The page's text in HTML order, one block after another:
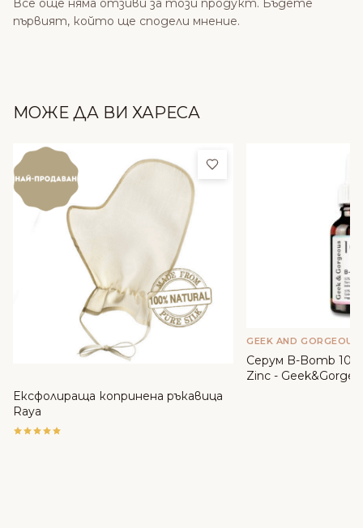
Все още няма отзиви за този продукт. Бъдете
първият, който ще сподели мнение.
МОЖЕ ДА ВИ ХАРЕСА
Добави в любими
Ексфолираща копринена ръкавица
Raya
GEEK AND GORGEOUS
Серум B-Bomb
Zinc -